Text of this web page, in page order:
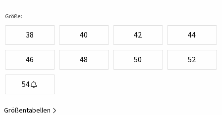
Größe:
38 40 42 44
46 48 50 52
54
Größentabellen